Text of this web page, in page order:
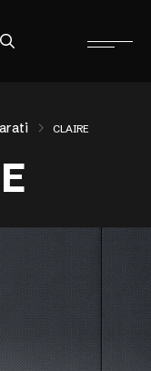
CLAIRE